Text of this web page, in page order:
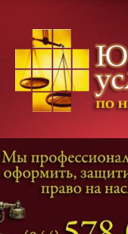
Категории
Наследование и
Оформление наследства